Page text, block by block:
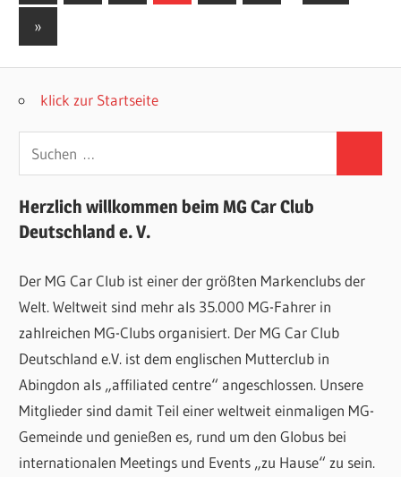
der
Beiträge
Beiträge
Nächste
Beiträge
»
klick zur Startseite
Suchen
nach:
Herzlich willkommen beim MG Car Club
Deutschland e. V.
Der MG Car Club ist einer der größten Markenclubs der
Welt. Weltweit sind mehr als 35.000 MG-Fahrer in
zahlreichen MG-Clubs organisiert. Der MG Car Club
Deutschland e.V. ist dem englischen Mutterclub in
Abingdon als „affiliated centre“ angeschlossen. Unsere
Mitglieder sind damit Teil einer weltweit einmaligen MG-
Gemeinde und genießen es, rund um den Globus bei
internationalen Meetings und Events „zu Hause“ zu sein.